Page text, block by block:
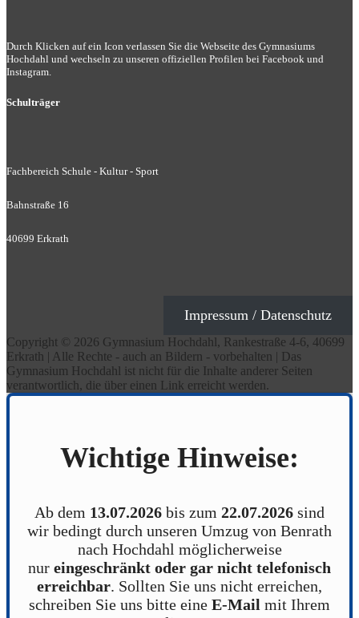
Durch Klicken auf ein Icon verlassen Sie die Webseite des Gymnasiums
Hochdahl und wechseln zu unseren offiziellen Profilen bei Facebook und
Instagram.
Schulträger
Fachbereich Schule - Kultur - Sport
Bahnstraße 16
40699 Erkrath
Impressum / Datenschutz
Copyright © 2026 Gymnasium Hochdahl, Rankestraße 4-6, 40699
Erkrath | Alle Rechte - auch an Bildern - vorbehalten | Das
Gymnasium Hochdahl ist nicht für die Inhalte anderer Seiten
verantwortlich, die über einen Link erreicht werden.
Wichtige Hinweise:
Ab dem 13.07.2026 bis zum 22.07.2026 sind
wir bedingt durch unseren Umzug von Benrath
nach Hochdahl möglicherweise
nur eingeschränkt oder gar nicht telefonisch
erreichbar. Sollten Sie uns nicht erreichen,
schreiben Sie uns bitte eine E-Mail mit Ihrem